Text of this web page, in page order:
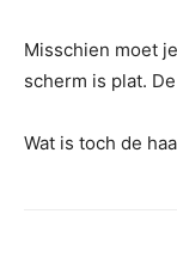
Misschien moet
scherm is plat.
Wat is toch de